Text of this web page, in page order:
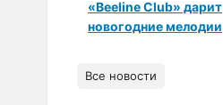
«Beeline Club» дарит
новогодние мелодии
Все новости